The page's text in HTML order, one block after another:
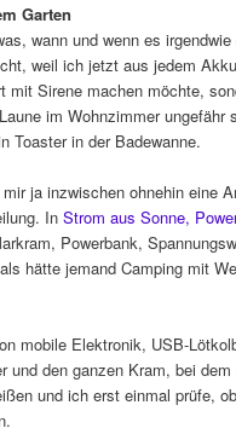
Garten
wann und wenn es
weil ich jetzt aus jedem
mit Sirene machen möchte,
im Wohnzimmer ungefähr
Toaster in der Badewanne.
ja inzwischen ohnehin eine
InStrom aus Sonne,
Powerbank,
hätte jemand Camping mit
mobile Elektronik, USB-
und den ganzen Kram, bei
und ich erst einmal prüfe,